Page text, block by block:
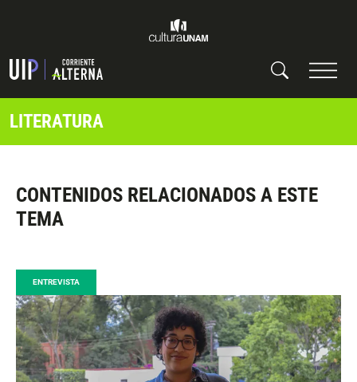
LITERATURA
CONTENIDOS RELACIONADOS A ESTE
TEMA
ENTREVISTA